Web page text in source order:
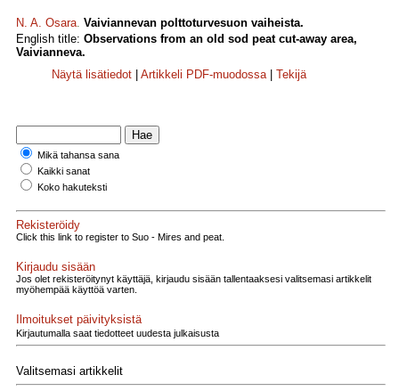
N. A. Osara. Vaiviannevan polttoturvesuon vaiheista.
English title: Observations from an old sod peat cut-away area,
Vaivianneva.
Näytä lisätiedot
Artikkeli PDF-muodossa| Tekijä
Mikä tahansa sana
Kaikki sanat
Koko hakuteksti
Rekisteröidy
Click this link to register to Suo - Mires and peat.
Kirjaudu sisään
Jos olet rekisteröitynyt käyttäjä, kirjaudu sisään tallentaaksesi valitsemasi artikkelit
myöhempää käyttöä varten.
Ilmoitukset päivityksistä
Kirjautumalla saat tiedotteet uudesta julkaisusta
Valitsemasi artikkelit